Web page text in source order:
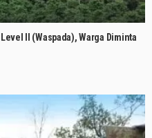
II (Waspada), Warga Diminta